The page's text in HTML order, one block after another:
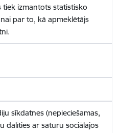
tiek izmantots statistisko
par to, kā apmeklētājs
sīkdatnes (nepieciešamas,
dalīties ar saturu sociālajos